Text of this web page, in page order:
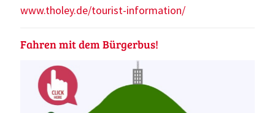
www.tholey.de/tourist-information/
Fahren mit dem Bürgerbus!